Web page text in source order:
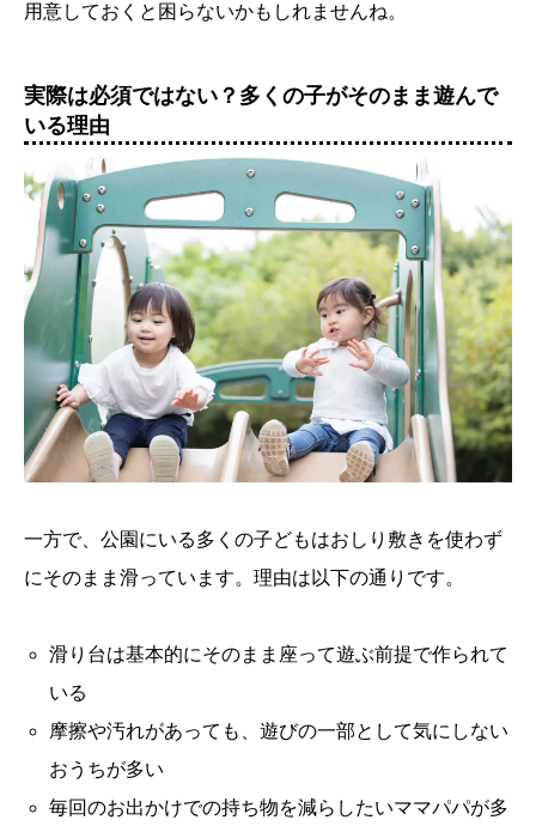
用意しておくと困らないかもしれませんね。
実際は必須ではない？多くの子がそのまま遊んで
いる理由
一方で、公園にいる多くの子どもはおしり敷きを使わず
にそのまま滑っています。理由は以下の通りです。
滑り台は基本的にそのまま座って遊ぶ前提で作られて
いる
摩擦や汚れがあっても、遊びの一部として気にしない
おうちが多い
毎回のお出かけでの持ち物を減らしたいママパパが多